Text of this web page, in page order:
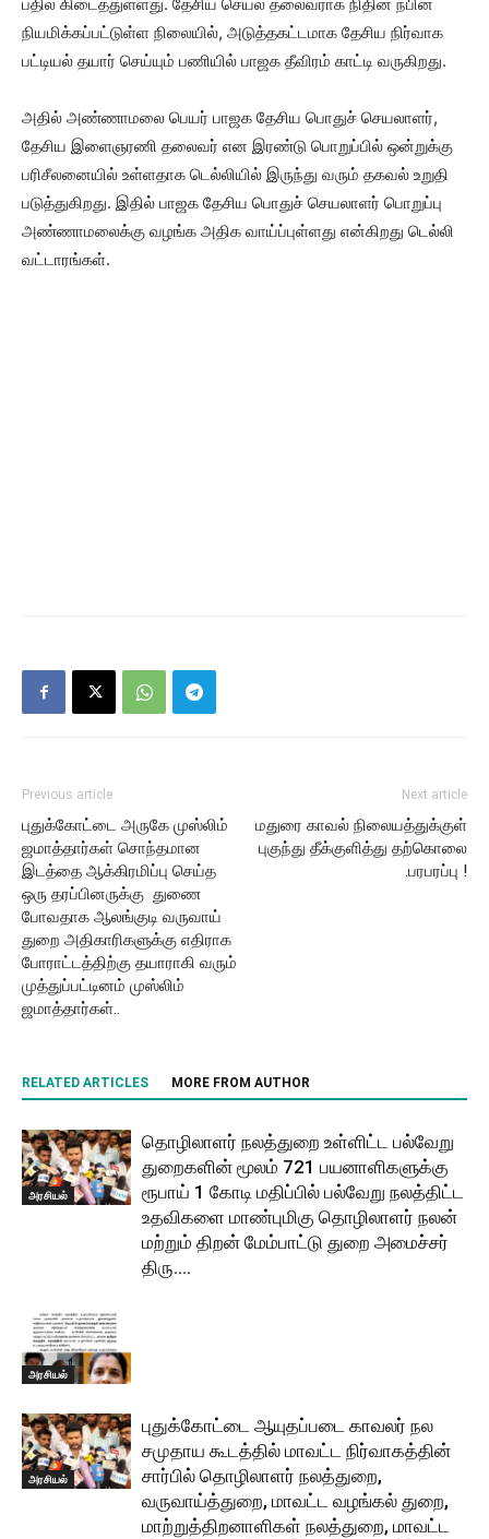
நியமிக்கப்பட்டுள்ள நிலையில், அடுத்தகட்டமாக தேசிய நிர்வாக
பட்டியல் தயார் செய்யும் பணியில் பாஜக தீவிரம் காட்டி வருகிறது.
அதில் அண்ணாமலை பெயர் பாஜக தேசிய பொதுச் செயலாளர்,
தேசிய இளைஞரணி தலைவர் என இரண்டு பொறுப்பில் ஒன்றுக்கு
பரிசீலனையில் உள்ளதாக டெல்லியில் இருந்து வரும் தகவல் உறுதி
படுத்துகிறது. இதில் பாஜக தேசிய பொதுச் செயலாளர் பொறுப்பு
அண்ணாமலைக்கு வழங்க அதிக வாய்ப்புள்ளது என்கிறது டெல்லி
வட்டாரங்கள்.
Previous article
புதுக்கோட்டை அருகே முஸ்லிம்
ஜமாத்தார்கள் சொந்தமான
இடத்தை ஆக்கிரமிப்பு செய்த
ஒரு தரப்பினருக்கு துணை
போவதாக ஆலங்குடி வருவாய்
துறை அதிகாரிகளுக்கு எதிராக
போராட்டத்திற்கு தயாராகி வரும்
முத்துப்பட்டினம் முஸ்லிம்
ஜமாத்தார்கள்..
Next article
மதுரை காவல் நிலையத்துக்குள்
புகுந்து தீக்குளித்து தற்கொலை
.பரபரப்பு !
RELATED ARTICLES MORE FROM AUTHOR
அரசியல்
தொழிலாளர் நலத்துறை உள்ளிட்ட பல்வேறு
துறைகளின் மூலம் 721 பயனாளிகளுக்கு
ரூபாய் 1 கோடி மதிப்பில் பல்வேறு நலத்திட்ட
உதவிகளை மாண்புமிகு தொழிலாளர் நலன்
மற்றும் திறன் மேம்பாட்டு துறை அமைச்சர்
திரு....
அரசியல்
அரசியல்
புதுக்கோட்டை ஆயுதப்படை காவலர் நல
சமுதாய கூடத்தில் மாவட்ட நிர்வாகத்தின்
சார்பில் தொழிலாளர் நலத்துறை,
வருவாய்த்துறை, மாவட்ட வழங்கல் துறை,
மாற்றுத்திறனாளிகள் நலத்துறை, மாவட்ட